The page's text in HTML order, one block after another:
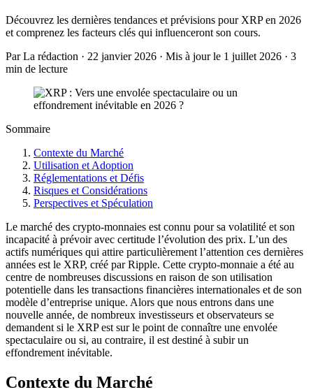
Découvrez les dernières tendances et prévisions pour XRP en 2026
et comprenez les facteurs clés qui influenceront son cours.
Par La rédaction · 22 janvier 2026 · Mis à jour le 1 juillet 2026 · 3
min de lecture
Sommaire
Contexte du Marché
Utilisation et Adoption
Réglementations et Défis
Risques et Considérations
Perspectives et Spéculation
Le marché des crypto-monnaies est connu pour sa volatilité et son
incapacité à prévoir avec certitude l’évolution des prix. L’un des
actifs numériques qui attire particulièrement l’attention ces dernières
années est le XRP, créé par Ripple. Cette crypto-monnaie a été au
centre de nombreuses discussions en raison de son utilisation
potentielle dans les transactions financières internationales et de son
modèle d’entreprise unique. Alors que nous entrons dans une
nouvelle année, de nombreux investisseurs et observateurs se
demandent si le XRP est sur le point de connaître une envolée
spectaculaire ou si, au contraire, il est destiné à subir un
effondrement inévitable.
Contexte du Marché